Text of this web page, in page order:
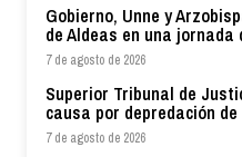
Gobierno, Unne y
de Aldeas en una
7 de agosto de 2026
Superior Tribunal de
causa por depredación
7 de agosto de 2026